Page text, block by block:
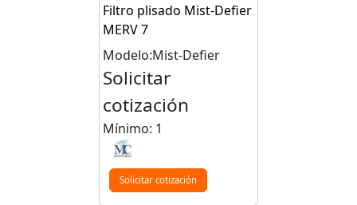
Filtro plisado Mist-Defier
MERV 7
Modelo:Mist-Defier
Solicitar
cotización
Mínimo: 1
Solicitar cotización